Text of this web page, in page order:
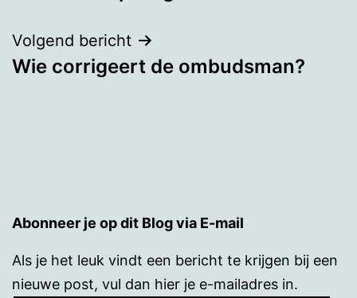
Volgend bericht
Wie corrigeert de ombudsman?
Abonneer je op dit Blog via E-mail
Als je het leuk vindt een bericht te krijgen bij een
nieuwe post, vul dan hier je e-mailadres in.